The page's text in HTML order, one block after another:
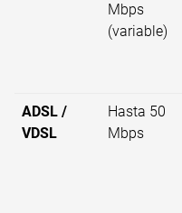
Mbps
(variable)
ADSL /
VDSL
Hasta 50
Mbps